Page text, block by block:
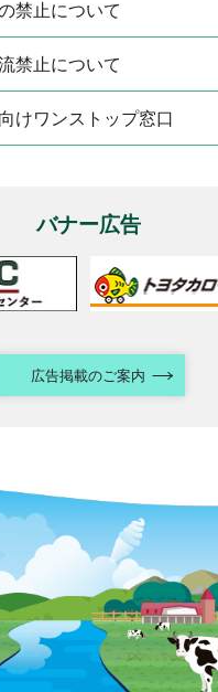
禁止について
禁止について
けワンストップ窓口
バナー広告
広告掲載のご案内